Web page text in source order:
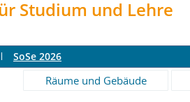
Studium und Lehre
SoSe 2026
Räume und Gebäude